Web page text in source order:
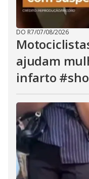
DO R7/07/08/2026
ajudam
infarto